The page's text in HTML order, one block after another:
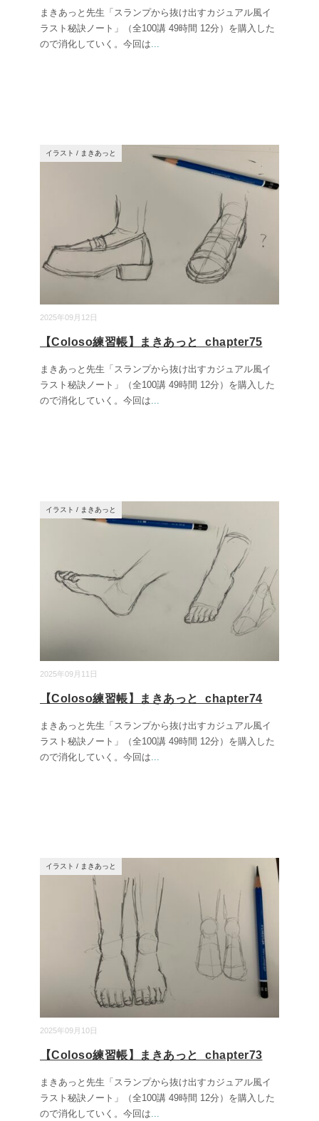
まきあっと先生「スランプから抜け出すカジュアル風イ
ラスト秘訣ノート」（全100講 49時間 12分）を購入した
ので消化していく。今回は...
2025年09月12日
イラスト / まきあっと
【Coloso練習帳】まきあっと_chapter75
まきあっと先生「スランプから抜け出すカジュアル風イ
ラスト秘訣ノート」（全100講 49時間 12分）を購入した
ので消化していく。今回は...
2025年09月11日
イラスト / まきあっと
【Coloso練習帳】まきあっと_chapter74
まきあっと先生「スランプから抜け出すカジュアル風イ
ラスト秘訣ノート」（全100講 49時間 12分）を購入した
ので消化していく。今回は...
2025年09月10日
イラスト / まきあっと
【Coloso練習帳】まきあっと_chapter73
まきあっと先生「スランプから抜け出すカジュアル風イ
ラスト秘訣ノート」（全100講 49時間 12分）を購入した
ので消化していく。今回は...